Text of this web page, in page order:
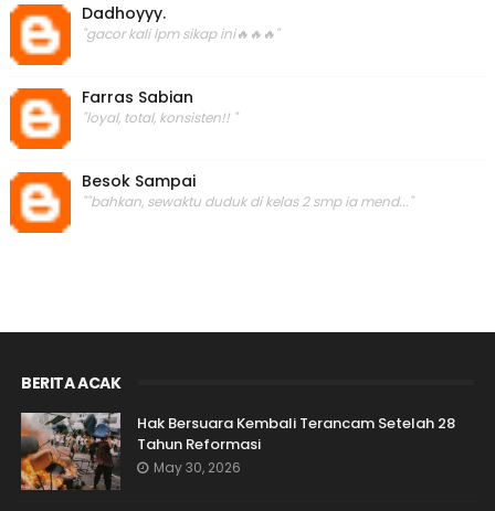
Dadhoyyy.
"gacor kali lpm sikap ini🔥🔥🔥"
Farras Sabian
"loyal, total, konsisten!! "
Besok Sampai
""bahkan, sewaktu duduk di kelas 2 smp ia mend..."
BERITA ACAK
Hak Bersuara Kembali Terancam Setelah 28
Tahun Reformasi
May 30, 2026